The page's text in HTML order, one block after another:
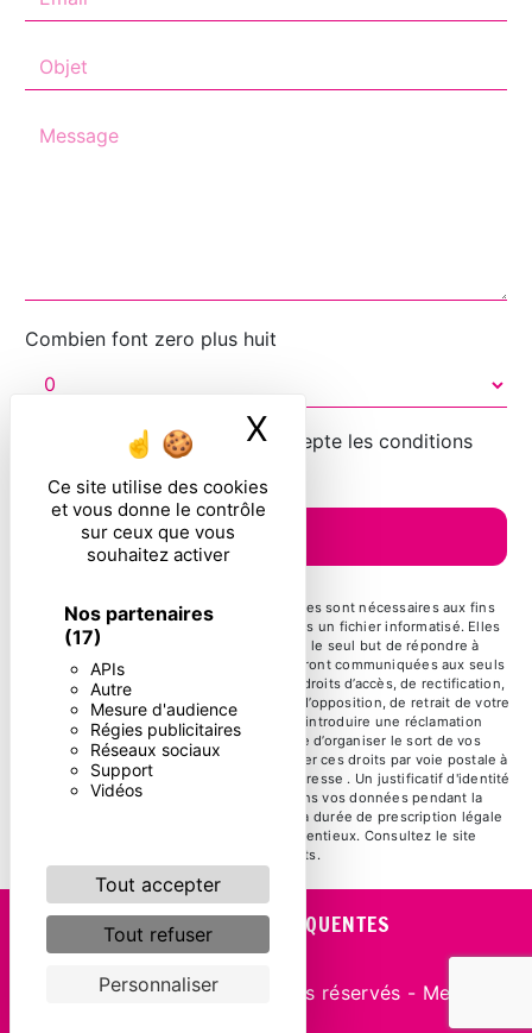
Ce site utilise des cookies
et vous donne le contrôle
sur ceux que vous
souhaitez activer
Nos partenaires
(17)
APIs
Autre
Mesure d'audience
Régies publicitaires
Réseaux sociaux
Support
Vidéos
Tout accepter
Tout refuser
Personnaliser
X Masquer le
Combien font zero plus huit
En cochant cette case, j'accepte les conditions
ENVOYER
** Les données personnelles communiquées sont nécessaires aux fins
de vous contacter et sont enregistrées dans un fichier informatisé. Elles
sont destinées à et ses sous-traitants dans le seul but de répondre à
votre message. Les données collectées seront communiquées aux seuls
destinataires suivants: . Vous disposez de droits d’accès, de rectification,
d’effacement, de portabilité, de limitation, d’opposition, de retrait de votre
consentement à tout moment et du droit d’introduire une réclamation
auprès d’une autorité de contrôle, ainsi que d’organiser le sort de vos
données post-mortem. Vous pouvez exercer ces droits par voie postale à
l'adresse ou par courrier électronique à l'adresse . Un justificatif d'identité
pourra vous être demandé. Nous conservons vos données pendant la
période de prise de contact puis pendant la durée de prescription légale
aux fins probatoires et de gestion des contentieux. Consultez le site
cnil.fr pour plus d’informations sur vos droits.
RECHERCHES FRÉQUENTES
Vistalid- 2026 - Tous droits réservés - Mentions